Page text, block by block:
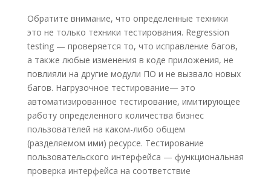
Обратите внимание, что определенные техники
это не только техники тестирования. Regression
testing — проверяется то, что исправление багов,
а также любые изменения в коде приложения, не
повлияли на другие модули ПО и не вызвало новых
багов. Нагрузочное тестирование— это
автоматизированное тестирование, имитирующее
работу определенного количества бизнес
пользователей на каком-либо общем
(разделяемом ими) ресурсе. Тестирование
пользовательского интерфейса — функциональная
проверка интерфейса на соответствие